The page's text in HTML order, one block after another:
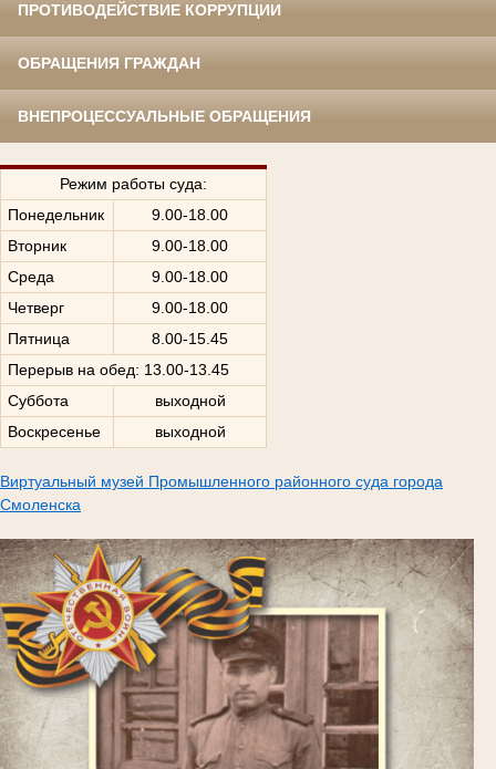
ПРОТИВОДЕЙСТВИЕ КОРРУПЦИИ
ОБРАЩЕНИЯ ГРАЖДАН
ВНЕПРОЦЕССУАЛЬНЫЕ ОБРАЩЕНИЯ
Режим работы суда:
Понедельник
9.00-18.00
Вторник
9.00-18.00
Среда
9.00-18.00
Четверг
9.00-18.00
Пятница
8.00-15.45
Перерыв на обед: 13.00-13.45
Суббота
выходной
Воскресенье
выходной
Виртуальный музей Промышленного районного суда города
Смоленска